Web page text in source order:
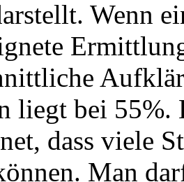
Wenn
liegt bei 55%.
dass viele
Man